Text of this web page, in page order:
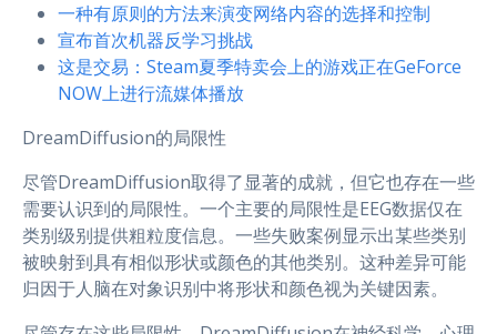
一种有原则的方法来演变网络内容的选择和控制
宣布首次机器反学习挑战
这是交易：Steam夏季特卖会上的游戏正在GeForce
NOW上进行流媒体播放
DreamDiffusion的局限性
尽管DreamDiffusion取得了显著的成就，但它也存在一些
需要认识到的局限性。一个主要的局限性是EEG数据仅在
类别级别提供粗粒度信息。一些失败案例显示出某些类别
被映射到具有相似形状或颜色的其他类别。这种差异可能
归因于人脑在对象识别中将形状和颜色视为关键因素。